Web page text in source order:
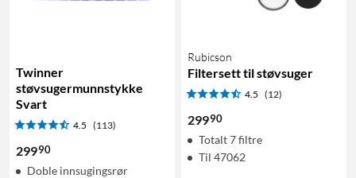
Twinner
støvsugermunnstykke
Svart
4.5 (113)
29990
Doble innsugingsrør
Rubicson
Filtersett til støvsuger
4.5 (12)
29990
Totalt 7 filtre
Til 47062